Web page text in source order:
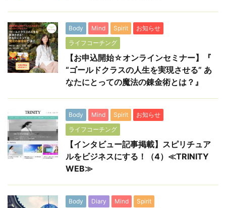
Body Mind Spirit
お知らせ
ライフコーチング
【お申込開始☆オンラインセミナー】『
“ゴールドクラスの人生を実現させる” あ
なたにとっての魔法の錬金術とは？』
Body Mind Spirit
お知らせ
ライフコーチング
【インタビュー記事掲載】スピリチュア
ルをビジネスにする！（4）≪TRINITY
WEB≫
Body Diary Mind Spirit